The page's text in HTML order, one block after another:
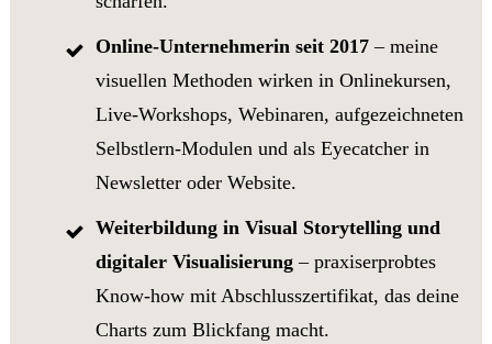
Online-Unternehmerin seit 2017– meine
visuellen Methoden wirken in Onlinekursen,
Live-Workshops, Webinaren, aufgezeichneten
Selbstlern-Modulen und als Eyecatcher in
Newsletter oder Website.
Weiterbildung in Visual Storytelling und
digitaler Visualisierung– praxiserprobtes
Know-how mit Abschluss­zertifikat, das deine
Charts zum Blickfang macht.